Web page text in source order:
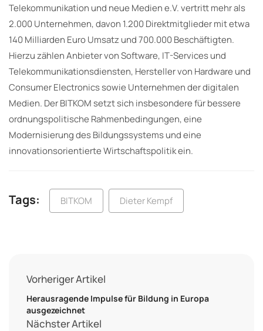
Telekommunikation und neue Medien e.V. vertritt mehr als
2.000 Unternehmen, davon 1.200 Direktmitglieder mit etwa
140 Milliarden Euro Umsatz und 700.000 Beschäftigten.
Hierzu zählen Anbieter von Software, IT-Services und
Telekommunikationsdiensten, Hersteller von Hardware und
Consumer Electronics sowie Unternehmen der digitalen
Medien. Der BITKOM setzt sich insbesondere für bessere
ordnungspolitische Rahmenbedingungen, eine
Modernisierung des Bildungssystems und eine
innovationsorientierte Wirtschaftspolitik ein.
Tags: BITKOM Dieter Kempf
Vorheriger Artikel
Herausragende Impulse für Bildung in Europa
ausgezeichnet
Nächster Artikel